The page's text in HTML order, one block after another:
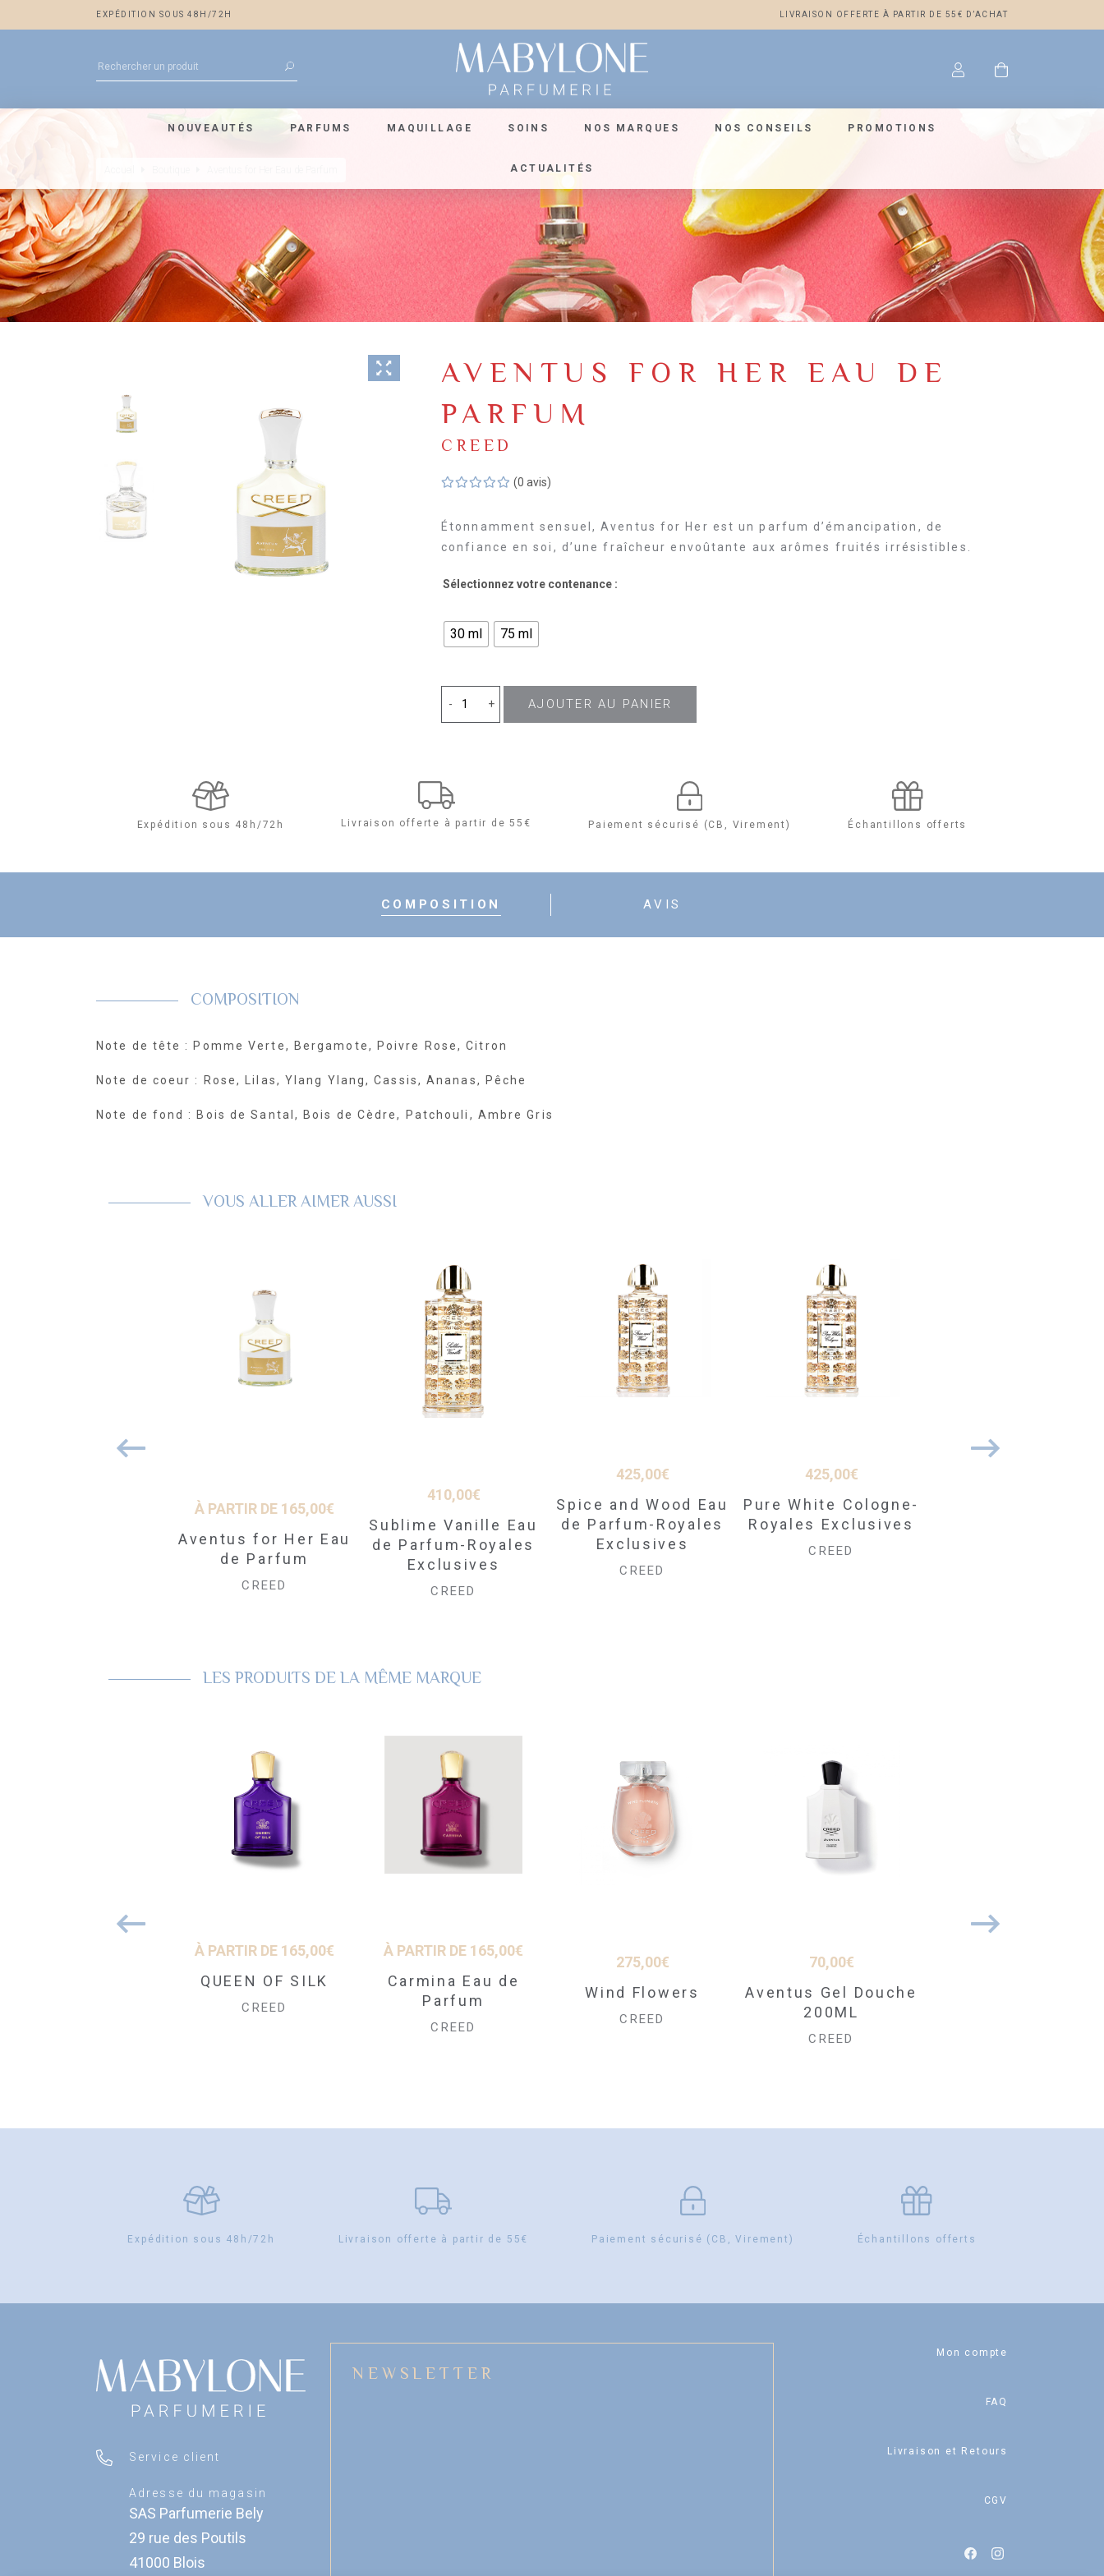
EXPÉDITION SOUS 48H/72H LIVRAISON OFFERTE À PARTIR DE 55€ D’ACHAT
NOUVEAUTÉS PARFUMS MAQUILLAGE SOINS NOS MARQUES NOS CONSEILS PROMOTIONS
ACTUALITÉS
AVENTUS FOR HER EAU DE
PARFUM
CREED
(0 avis)
Étonnamment sensuel, Aventus for Her est un parfum d’émancipation, de
confiance en soi, d’une fraîcheur envoûtante aux arômes fruités irrésistibles.
Sélectionnez votre contenance :
30 ml 75 ml
+
- quantité
Eau
de
AJOUTER AU PANIER
Expédition sous 48h/72h Livraison offerte à partir de 55€ Paiement sécurisé (CB, Virement) Échantillons offerts
COMPOSITION AVIS
COMPOSITION
Note de tête : Pomme Verte, Bergamote, Poivre Rose, Citron
Note de coeur : Rose, Lilas, Ylang Ylang, Cassis, Ananas, Pêche
Note de fond : Bois de Santal, Bois de Cèdre, Patchouli, Ambre Gris
VOUS ALLER AIMER AUSSI
À PARTIR DE 165,00€
Aventus for Her Eau
de Parfum
CREED
410,00€
Sublime Vanille Eau
de Parfum-Royales
Exclusives
CREED
425,00€
Spice and Wood Eau
de Parfum-Royales
Exclusives
CREED
425,00€
Pure White Cologne-
Royales Exclusives
CREED
LES PRODUITS DE LA MÊME MARQUE
À PARTIR DE 165,00€
QUEEN OF SILK
CREED
À PARTIR DE 165,00€
Carmina Eau de
Parfum
CREED
275,00€
Wind Flowers
CREED
70,00€
Aventus Gel Douche
200ML
CREED
Expédition sous 48h/72h Livraison offerte à partir de 55€ Paiement sécurisé (CB, Virement) Échantillons offerts
Service client
Adresse du magasin
SAS Parfumerie Bely
29 rue des Poutils
41000 Blois
NEWSLETTER
Mon compte
FAQ
Livraison et Retours
CGV